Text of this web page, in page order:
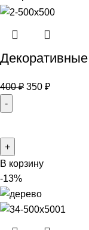
400₽ 350 ₽
В корзину
-13%